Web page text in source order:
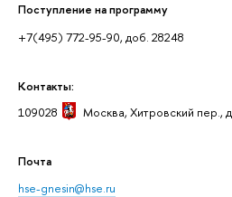
Поступление на программу
+7(495) 772-95-90, доб. 28248
Контакты:
109028
Москва, Хитровский пер.,
Почта
hse-gnesin@hse.ru